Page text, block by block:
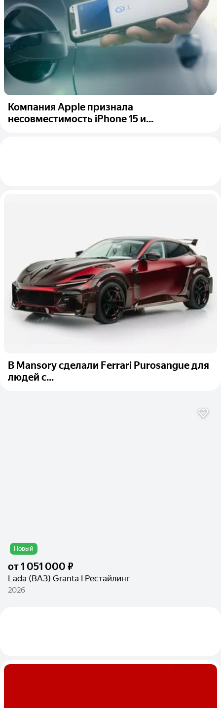
Компания Apple признала
несовместимость iPhone 15 и...
В Mansory сделали Ferrari Purosangue для
людей с...
Новый
от1 051 000 ₽
Lada (ВАЗ) Granta I Рестайлинг
2026